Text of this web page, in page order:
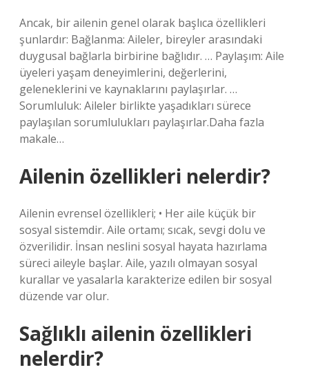
Ancak, bir ailenin genel olarak başlıca özellikleri
şunlardır: Bağlanma: Aileler, bireyler arasındaki
duygusal bağlarla birbirine bağlıdır. … Paylaşım: Aile
üyeleri yaşam deneyimlerini, değerlerini,
geleneklerini ve kaynaklarını paylaşırlar. …
Sorumluluk: Aileler birlikte yaşadıkları sürece
paylaşılan sorumlulukları paylaşırlar.Daha fazla
makale…
Ailenin özellikleri nelerdir?
Ailenin evrensel özellikleri; • Her aile küçük bir
sosyal sistemdir. Aile ortamı; sıcak, sevgi dolu ve
özverilidir. İnsan neslini sosyal hayata hazırlama
süreci aileyle başlar. Aile, yazılı olmayan sosyal
kurallar ve yasalarla karakterize edilen bir sosyal
düzende var olur.
Sağlıklı ailenin özellikleri
nelerdir?